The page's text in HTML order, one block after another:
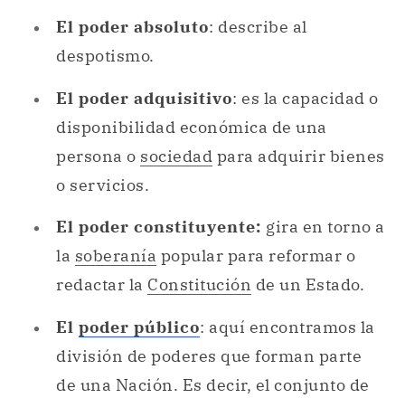
El poder absoluto: describe al
despotismo.
El poder adquisitivo: es la capacidad o
disponibilidad económica de una
persona o sociedad para adquirir bienes
o servicios.
El poder constituyente: gira en torno a
la soberanía popular para reformar o
redactar la Constitución de un Estado.
El poder público: aquí encontramos la
división de poderes que forman parte
de una Nación. Es decir, el conjunto de